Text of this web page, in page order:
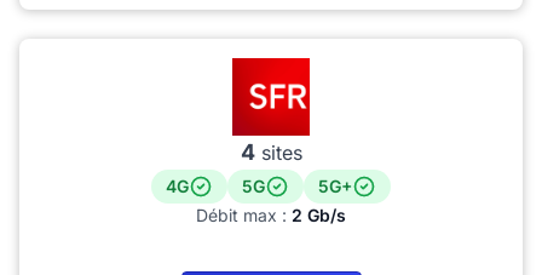
4sites
4G 5G
5G+
Débit max : 2 Gb/s